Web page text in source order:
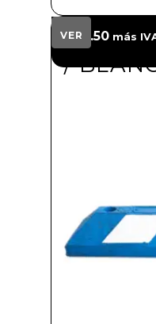
TOPE
/
$217.50 más
VER